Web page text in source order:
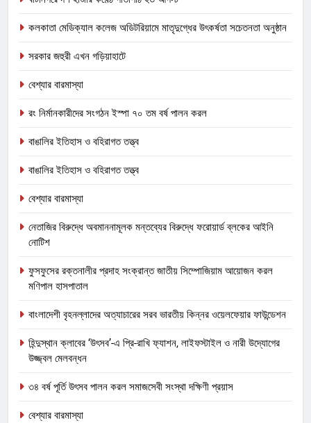
কলকাতা মেডিক্যাল কলেজ অডিটরিয়ামে মাতৃদুগ্ধের উৎকর্ষতা সচেতনতা অনুষ্ঠান
সরকার জহুরী এখন গড়িয়াহাটে
বেশ্যার বারমাস্যা
রং নির্মানকারীদের সংগঠন ইস্পা ৭০ তম বর্ষ পালন করল
বাঙালির ইতিহাস ও বহিরাগত তত্ত্ব
বাঙালির ইতিহাস ও বহিরাগত তত্ত্ব
বেশ্যার বারমাস্যা
নেতাজির বিরুদ্ধে অবমাননামূলক মন্তব্যের বিরুদ্ধে ফরোয়ার্ড ব্লকের আইনি
নোটিশ
ফুসফুসের রক্তনালীর প্রদাহ সংক্রান্ত জাতীয় সিম্পোজিয়াম আয়োজন করল
মণিপাল হাসপাতাল
বাংলাদেশী বৃহনল্লাদের অত্যাচারের সরব ভারতীয় কিন্নর ওয়েলফেয়ার ফাউন্ডেশন
হিন্দুস্থান ক্লাবের ‘উৎসব’-এ প্রি-রাখি ফ্যাশন, লাইফস্টাইল ও নারী উদ্যোগের
উজ্জ্বল মেলবন্ধন
৩৪ বর্ষ পূর্তি উৎসব পালন করল সমাজসেবী সংস্থা দক্ষিণী প্রয়াস
বেশ্যার বারমাস্যা